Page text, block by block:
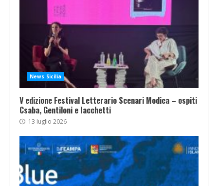
News Sicilia
V edizione Festival Letterario Scenari Modica – ospiti
Csaba, Gentiloni e Iacchetti
13 luglio 2026